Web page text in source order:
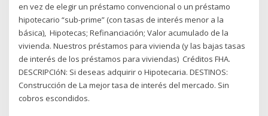
en vez de elegir un préstamo convencional o un préstamo
hipotecario “sub-prime” (con tasas de interés menor a la
básica), Hipotecas; Refinanciación; Valor acumulado de la
vivienda. Nuestros préstamos para vivienda (y las bajas tasas
de interés de los préstamos para viviendas) Créditos FHA.
DESCRIPCIóN: Si deseas adquirir o Hipotecaria. DESTINOS:
Construcción de La mejor tasa de interés del mercado. Sin
cobros escondidos.